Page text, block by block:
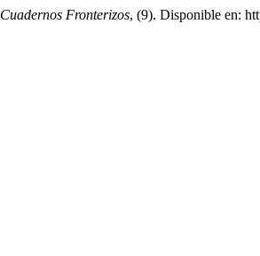
Cuadernos Fronterizos, (9). Disponible en: